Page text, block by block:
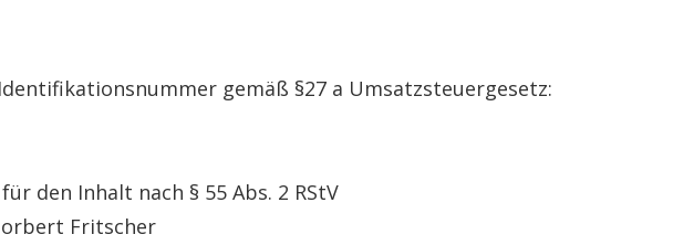
gemäß §27 a Umsatzsteuergesetz:
den Inhalt nach § 55 Abs. 2 RStV
Fritscher